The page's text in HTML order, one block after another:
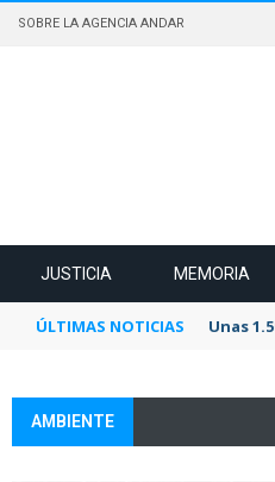
SOBRE LA AGENCIA ANDAR
JUSTICIA MEMORIA
ÚLTIMAS NOTICIAS Unas
AMBIENTE